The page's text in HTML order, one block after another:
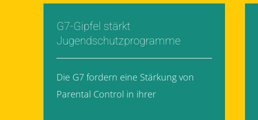
G7-Gipfel stärkt
Jugendschutzprogramme
Die G7 fordern eine Stärkung von
Parental Control in ihrer